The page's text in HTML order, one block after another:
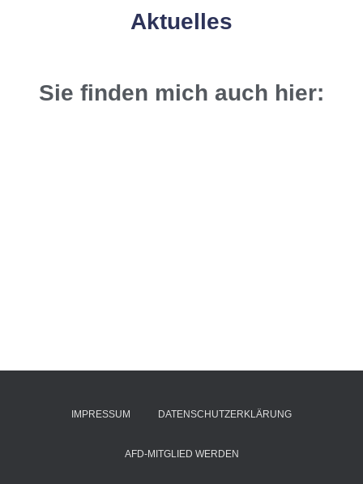
Aktuelles
Sie finden mich auch hier:
IMPRESSUM DATENSCHUTZERKLÄRUNG
AFD-MITGLIED WERDEN